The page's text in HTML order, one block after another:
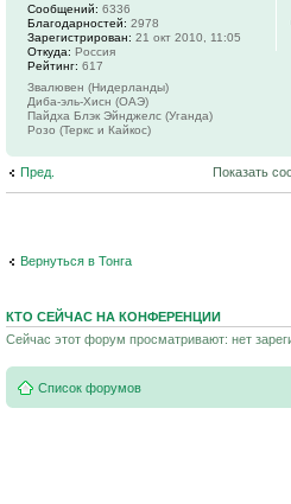
Сообщений: 6336
Благодарностей: 2978
Зарегистрирован: 21 окт 2010, 11:05
Откуда: Россия
Рейтинг: 617
Звалювен (Нидерланды)
Диба-эль-Хисн (ОАЭ)
Пайдха Блэк Эйнджелс (Уганда)
Розо (Теркс и Кайкос)
Пред. Показать
Вернуться в Тонга
КТО СЕЙЧАС НА КОНФЕРЕНЦИИ
Сейчас этот форум просматривают: нет
Список форумов